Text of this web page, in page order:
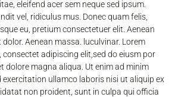
eleifend acer sem neque sed ipsum.
vel, ridiculus mus. Donec quam felis,
eu, pretium consectetuer elit. Aenean
Aenean massa. luculvinar. Lorem
adipiscing elit,sed do eiusm por
dolore magna aliqua. Ut enim ad minim
exercitation ullamco laboris nisi ut aliquip ex
non proident, sunt in culpa qui officia